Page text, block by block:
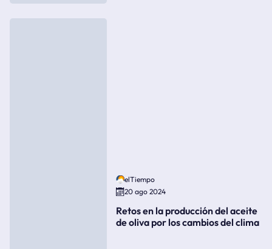
elTiempo
20 ago 2024
Retos en la producción del aceite
de oliva por los cambios del clima